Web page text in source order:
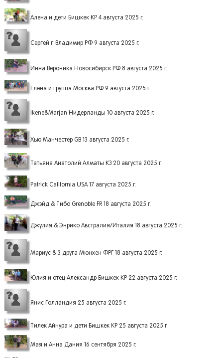
Алена и дети Бишкек КР 4 августа 2025 г.
Сергей г. Владимир РФ 9 августа 2025 г.
Инна Вероника Новосибирск РФ 8 августа 2025 г.
Елена и группа Москва РФ 9 августа 2025 г.
Ikene&Marjan Нидерланды 10 августа 2025 г.
Хью Манчестер GB 13 августа 2025 г.
Татьяна Анатолий Алматы КЗ 20 августа 2025 г.
Patrick California USA 17 августа 2025 г.
Джэйд & Тибо Grenoble FR 18 августа 2025 г.
Джулия & Энрико Австралия/Италия 18 августа 2025 г.
Мариус & 3 друга Мюнхен ФРГ 18 августа 2025 г.
Юлия и отец Александр Бишкек КР 22 августа 2025 г.
Янис Голландия 25 августа 2025 г.
Тилек Айнура и дети Бишкек КР 25 августа 2025 г.
Мая и Анна Дания 16 сентября 2025 г.